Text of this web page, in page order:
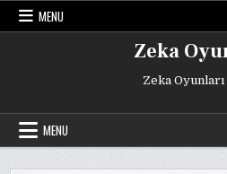
Skip
MENU
Zeka
Zeka Oyunları
MENU